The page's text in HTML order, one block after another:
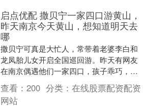
启点优配 撒贝宁一家四口游黄山，
昨天南京今天黄山，想知道明天去
哪
撒贝宁可真是大忙人，常带着老婆李白和
龙凤胎儿女开启全国巡回游。昨天有网友
在南京偶遇他们一家四口，孩子乖巧，李
白身材好，一家人超幸福。 这让很多南京
网友羡慕，都想....
查看： 200 分类： 在线股票配资配资
网站